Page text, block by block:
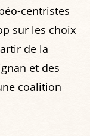
centristes
sur les choix
de la
et des
coalition